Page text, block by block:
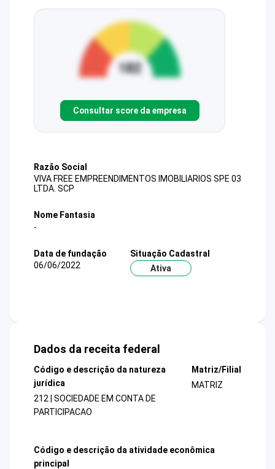
Consultar score da empresa
Razão Social
VIVA FREE EMPREENDIMENTOS IMOBILIARIOS SPE 03
LTDA. SCP
Nome Fantasia
-
Data de fundação
06/06/2022
Situação Cadastral
Ativa
Dados da receita federal
Código e descrição da natureza
jurídica
212 | SOCIEDADE EM CONTA DE
PARTICIPACAO
Matriz/Filial
MATRIZ
Código e descrição da atividade econômica
principal